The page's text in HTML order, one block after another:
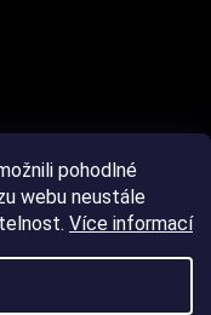
pohodlné
webu neustále
Více informací